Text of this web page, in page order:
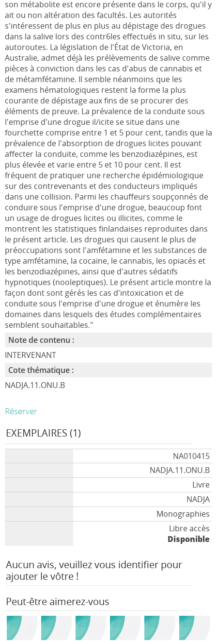
son métabolite est encore présente dans le corps, qu'il y
ait ou non altération des facultés. Les autorités
s'intéressent de plus en plus au dépistage des drogues
dans la salive lors des contr6les effectués in situ, sur les
autoroutes. La législation de l'État de Victoria, en
Australie, admet déjà les prélèvements de salive comme
pièces à conviction dans les cas d'abus de cannabis et
de métamfétamine. Il semble néanmoins que les
examens hématologi­ques restent la forme la plus
courante de dépistage aux fins de se procurer des
éléments de preuve. La prévalence de la conduite sous
l'emprise d'une drogue il/icite se situe dans une
fourchette comprise entre 1 et 5 pour cent, tandis que la
prévalence de l'absorption de drogues licites pouvant
affecter la conduite, comme les benzo­diazépines, est
plus élevée et varie entre 5 et 10 pour cent. Il est
fréquent de pratiquer une recherche épidémiologique
sur des contrevenants et des conducteurs impliqués
dans une collision. Parmi les chauffeurs soupçonnés de
conduire sous l'emprise d'une drogue, beaucoup font
un usage de drogues licites ou illicites, comme le
montrent les statistiques finlandaises reproduites dans
le présent article. Les drogues qui causent le plus de
préoccupations sont l'amfétamine et les substan­ces de
type amfétamine, la cocaïne, le cannabis, les opiacés et
les benzodiazépines, ainsi que d'autres sédatifs
hypnotiques (nooleptiques). Le présent article montre la
façon dont sont gérés les cas d'intoxication et de
conduite sous l'emprise d'une drogue et énumère les
domaines dans lesquels des études complémentaires
sem­blent souhaitables."
Note de contenu :
INTERVENANT
Cote thématique :
NADJA.11.ONU.B
Réserver
EXEMPLAIRES (1)
NA010415
NADJA.11.ONU.B
Livre
NADJA
Monographies
Libre accès
Disponible
Aucun avis, veuillez vous identifier pour
ajouter le vôtre !
Peut-être aimerez-vous